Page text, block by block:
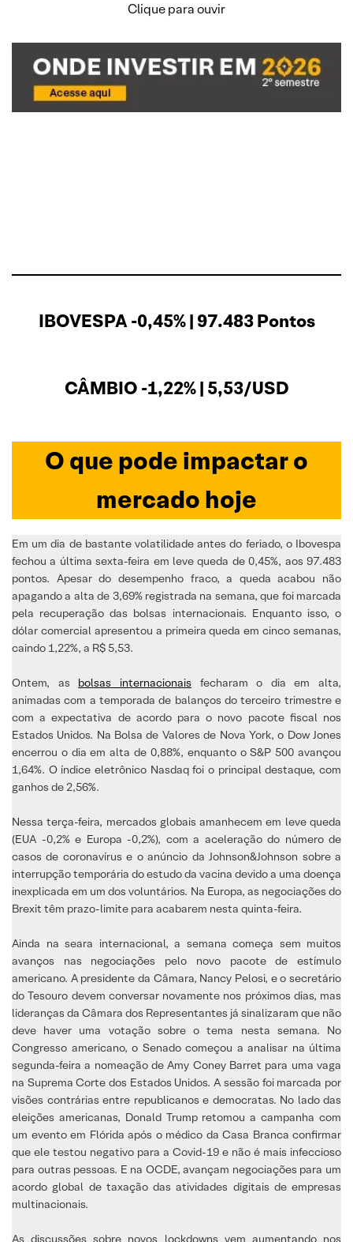
Clique para ouvir
IBOVESPA -0,45% | 97.483 Pontos
CÂMBIO -1,22% | 5,53/USD
O que pode impactar o
mercado hoje
Em um dia de bastante volatilidade antes do feriado, o Ibovespa
fechou a última sexta-feira em leve queda de 0,45%, aos 97.483
pontos. Apesar do desempenho fraco, a queda acabou não
apagando a alta de 3,69% registrada na semana, que foi marcada
pela recuperação das bolsas internacionais. Enquanto isso, o
dólar comercial apresentou a primeira queda em cinco semanas,
caindo 1,22%, a R$ 5,53.
Ontem, as bolsas internacionais fecharam o dia em alta,
animadas com a temporada de balanços do terceiro trimestre e
com a expectativa de acordo para o novo pacote fiscal nos
Estados Unidos. Na Bolsa de Valores de Nova York, o Dow Jones
encerrou o dia em alta de 0,88%, enquanto o S&P 500 avançou
1,64%. O índice eletrônico Nasdaq foi o principal destaque, com
ganhos de 2,56%.
Nessa terça-feira, mercados globais amanhecem em leve queda
(EUA -0,2% e Europa -0,2%), com a aceleração do número de
casos de coronavírus e o anúncio da Johnson&Johnson sobre a
interrupção temporária do estudo da vacina devido a uma doença
inexplicada em um dos voluntários. Na Europa, as negociações do
Brexit têm prazo-limite para acabarem nesta quinta-feira.
Ainda na seara internacional, a semana começa sem muitos
avanços nas negociações pelo novo pacote de estímulo
americano. A presidente da Câmara, Nancy Pelosi, e o secretário
do Tesouro devem conversar novamente nos próximos dias, mas
lideranças da Câmara dos Representantes já sinalizaram que não
deve haver uma votação sobre o tema nesta semana. No
Congresso americano, o Senado começou a analisar na última
segunda-feira a nomeação de Amy Coney Barret para uma vaga
na Suprema Corte dos Estados Unidos. A sessão foi marcada por
visões contrárias entre republicanos e democratas. No lado das
eleições americanas, Donald Trump retomou a campanha com
um evento em Flórida após o médico da Casa Branca confirmar
que ele testou negativo para a Covid-19 e não é mais infeccioso
para outras pessoas. E na OCDE, avançam negociações para um
acordo global de taxação das atividades digitais de empresas
multinacionais.
As discussões sobre novos lockdowns vem aumentando nos